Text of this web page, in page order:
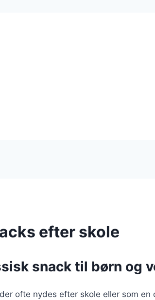
efter skole
snack til børn og
ofte nydes efter skole eller som en